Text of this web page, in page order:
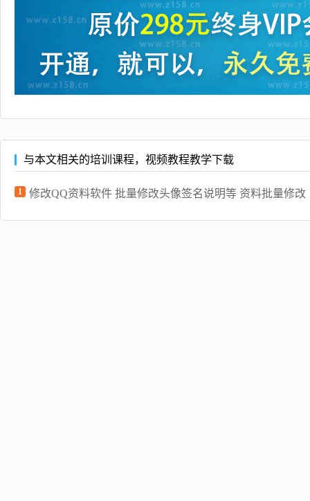
与本文相关的培训课程，视频教程教学下载
1 修改QQ资料软件 批量修改头像签名说明等 资料批量修改